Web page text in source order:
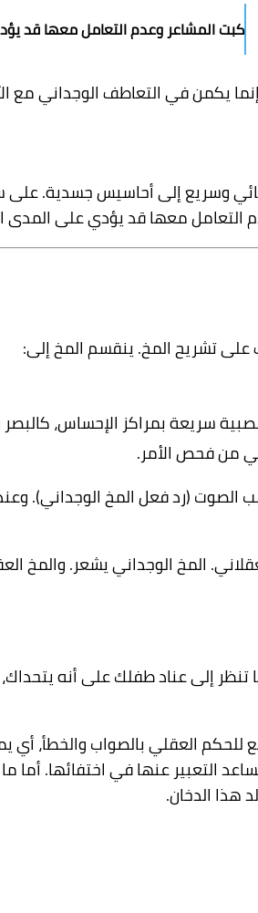
كبت المشاعر وعدم التعامل معها قد
يكمن في التعاطف الوجداني مع
وسريع إلى أحاسيس جسدية. على
التعامل معها قد يؤدي على
على تشريح المخ. ينقسم المخ إلى:
سريعة بمراكز الإحساس،
من فحص الأمر.
(رد فعل المخ الوجداني).
المخ الوجداني يشعر. والمخ
تنظر إلى عناد طفلك على أنه
العقلي بالصواب والخطأ، أي
التعبير عنها في اختفائها. أما
هذا الدخان.